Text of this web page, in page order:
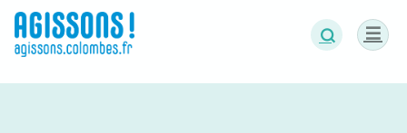
Panneau de gestion des cookies